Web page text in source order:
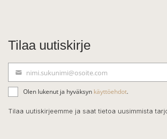
Tilaa uutiskirje
ä
h
k
nimi.sukunimi@osoite.com
Olen lukenut ja hyväksyn käyttöehdot.
Tilaa uutiskirjeemme ja saat tietoa uusimmista